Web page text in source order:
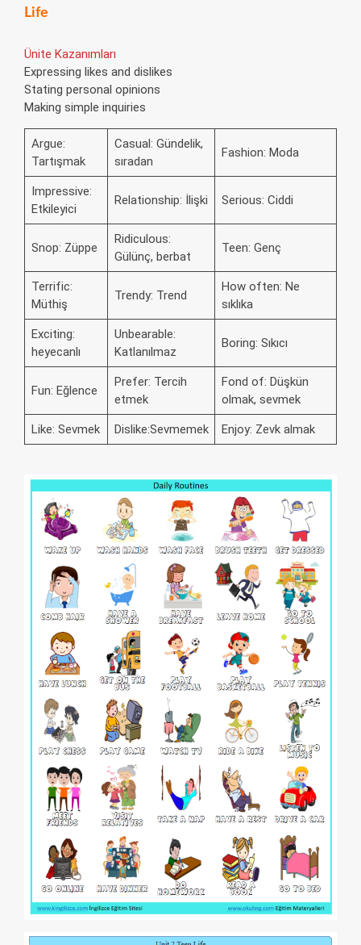
Life
Ünite Kazanımları
Expressing likes and dislikes
Stating personal opinions
Making simple inquiries
Argue:
Tartışmak
Casual: Gündelik,
sıradan
Fashion: Moda
Impressive:
Etkileyici
Relationship: İlişki Serious: Ciddi
Snop: Züppe
Ridiculous:
Gülünç, berbat
Teen: Genç
Terrific:
Müthiş
Trendy: Trend
How often: Ne
sıklıka
Exciting:
heyecanlı
Unbearable:
Katlanılmaz
Boring: Sıkıcı
Fun: Eğlence
Prefer: Tercih
etmek
Fond of: Düşkün
olmak, sevmek
Like: Sevmek Dislike:Sevmemek Enjoy: Zevk almak